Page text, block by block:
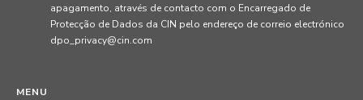
MENU
apagamento, através de contacto com o Encarregado de
Protecção de Dados da CIN pelo endereço de correio electrónico
dpo_privacy@cin.com